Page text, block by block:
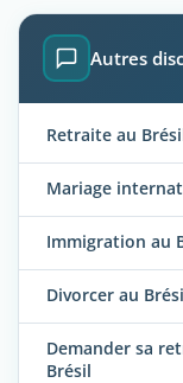
Autres
Retraite au
Mariage
Immigration au
Divorcer au
Demander sa
Brésil